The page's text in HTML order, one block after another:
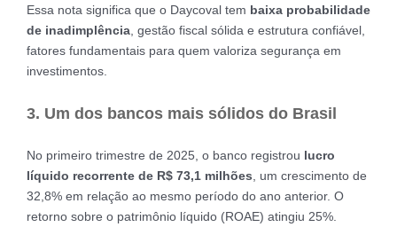
Essa nota significa que o Daycoval tem baixa probabilidade
de inadimplência, gestão fiscal sólida e estrutura confiável,
fatores fundamentais para quem valoriza segurança em
investimentos.
3. Um dos bancos mais sólidos do Brasil
No primeiro trimestre de 2025, o banco registrou lucro
líquido recorrente de R$ 73,1 milhões, um crescimento de
32,8% em relação ao mesmo período do ano anterior. O
retorno sobre o patrimônio líquido (ROAE) atingiu 25%.